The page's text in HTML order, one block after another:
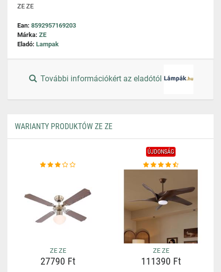
ZE ZE
Ean: 8592957169203
Márka: ZE
Eladó: Lampak
További információkért az eladótól
WARIANTY PRODUKTÓW ZE ZE
ZE ZE
27790 Ft
ÚJDONSÁG
ZE ZE
111390 Ft